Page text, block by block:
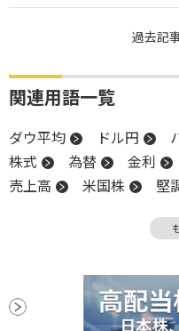
過去記
関連用語一覧
ダウ平均 ドル円
株式
為替 金利
売上高
米国株 堅